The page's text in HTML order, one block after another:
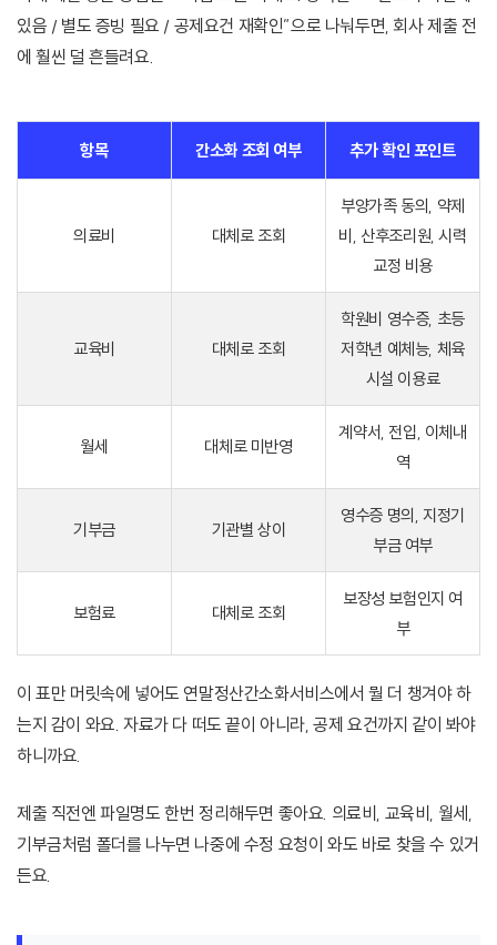
있음 / 별도 증빙 필요 / 공제요건 재확인”으로 나눠두면, 회사 제출 전
에 훨씬 덜 흔들려요.
항목 간소화 조회 여부 추가 확인 포인트
의료비 대체로 조회
부양가족 동의, 약제
비, 산후조리원, 시력
교정 비용
교육비 대체로 조회
학원비 영수증, 초등
저학년 예체능, 체육
시설 이용료
월세 대체로 미반영
계약서, 전입, 이체내
역
기부금 기관별 상이
영수증 명의, 지정기
부금 여부
보험료 대체로 조회
보장성 보험인지 여
부
이 표만 머릿속에 넣어도 연말정산간소화서비스에서 뭘 더 챙겨야 하
는지 감이 와요. 자료가 다 떠도 끝이 아니라, 공제 요건까지 같이 봐야
하니까요.
제출 직전엔 파일명도 한번 정리해두면 좋아요. 의료비, 교육비, 월세,
기부금처럼 폴더를 나누면 나중에 수정 요청이 와도 바로 찾을 수 있거
든요.